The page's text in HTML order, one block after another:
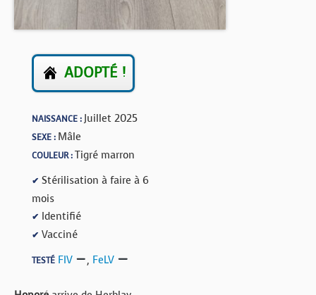
ADOPTÉ !
NAISSANCE : Juillet 2025
SEXE : Mâle
COULEUR :Tigré marron
✔ Stérilisation à faire à 6
mois
✔ Identifié
✔ Vacciné
TESTÉ FIV , FeLV